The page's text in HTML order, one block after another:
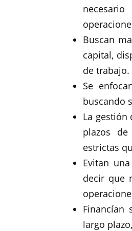
Buscan
capital,
de trabajo.
Se
buscando
La gestión
plazos
estrictas
Evitan
decir que
Financían
largo